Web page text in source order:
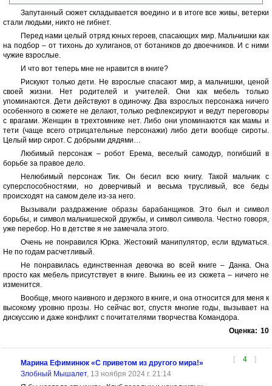
Запутанный сюжет складывается воедино и в итоге все живы, ветерки
стали людьми, никто не гибнет.
Перед нами целый отряд юных героев, спасающих мир. Мальчишки как
на подбор – от тихонь до хулиганов, от ботаников до двоечников. И с ними
чужие взрослые.
И что вот теперь мне не нравится в книге?
Рискуют только дети. Не взрослые спасают мир, а мальчишки, ценой
своей жизни. Нет родителей и учителей. Они как мебель только
упоминаются. Дети действуют в одиночку. Два взрослых персонажа ничего
особенного в сюжете не делают, только рефлексируют и ведут переговоры
с врагами. Женщин в трехтомнике нет. Либо они упоминаются как мамы и
тети (чаще всего отрицательные персонажи) либо дети вообще сироты.
Целый мир сирот. С добрыми дядями…
Любимый персонаж – робот Ерема, веселый самодур, погибший в
борьбе за правое дело.
Нелюбимый персонаж Тик. Он бесил всю книгу. Такой мальчик с
суперспособностями, но доверчивый и весьма трусливый, все беды
происходят на самом деле из-за него.
Вызывали раздражение образы барабанщиков. Это был и символ
борьбы, и символ мальчишеской дружбы, и символ символа. Честно говоря,
уже перебор. Но в детстве я не замечала этого.
Очень не понравился Юрка. Жестокий манипулятор, если вдуматься.
Не по годам расчетливый.
Не понравилась единственная девочка во всей книге – Данка. Она
просто как мебель присутствует в книге. Выкинь ее из сюжета – ничего не
изменится.
Вообще, много наивного и дерзкого в книге, и она относится для меня к
высокому уровню прозы. Но сейчас вот, спустя многие годы, вызывает на
дискуссию и даже конфликт с почитателями творчества Командора.
Оценка: 10
[ 4 ]
Марина Ефиминюк «С приветом из другого мира!»
Злобный Мышалет, 13 ноября 2024 г. 21:14